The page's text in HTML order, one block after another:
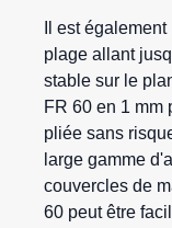
Il est
plage allant
stable sur le
FR 60 en 1 mm
pliée sans
large gamme
couvercles de
60 peut être